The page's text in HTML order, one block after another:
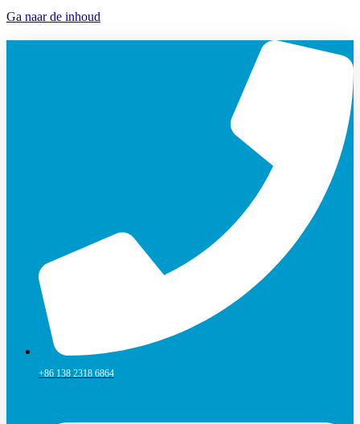
Ga naar de inhoud
+86 138 2318 6864